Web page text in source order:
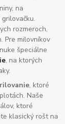
na
rozmeroch,
Pre milovníkov
špeciálne
, na ktorých
, ktoré
Naše
ktoré
klasický rošt na